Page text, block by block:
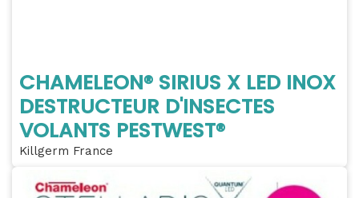
CHAMELEON® SIRIUS X LED INOX
DESTRUCTEUR D'INSECTES
VOLANTS PESTWEST®
Killgerm France